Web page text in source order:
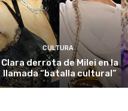
CULTURA
Clara derrota de Milei en la
llamada “batalla cultural”